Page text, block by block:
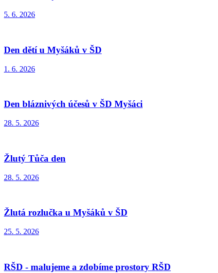
5. 6. 2026
Den dětí u Myšáků v ŠD
1. 6. 2026
Den bláznivých účesů v ŠD Myšáci
28. 5. 2026
Žlutý Tůča den
28. 5. 2026
Žlutá rozlučka u Myšáků v ŠD
25. 5. 2026
RŠD - malujeme a zdobíme prostory RŠD